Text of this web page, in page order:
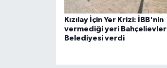
Kızılay İçin Yer Krizi: İBB'nin
vermediği yeri Bahçelievler
Belediyesi verdi